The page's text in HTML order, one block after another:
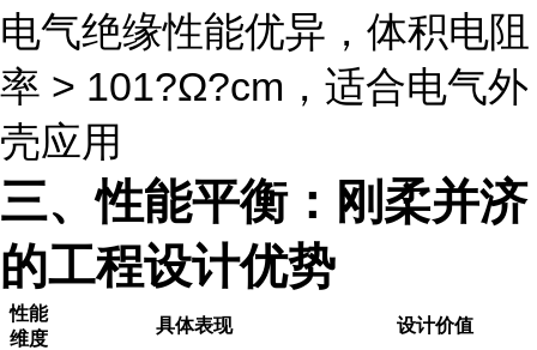
电气绝缘性能优异，体积电阻
率 > 101?Ω?cm，适合电气外
壳应用
三、性能平衡：刚柔并济
的工程设计优势
性能
维度
具体表现
设计价值